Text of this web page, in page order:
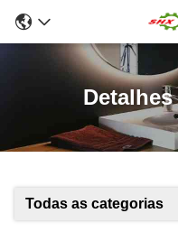
Todas as categorias